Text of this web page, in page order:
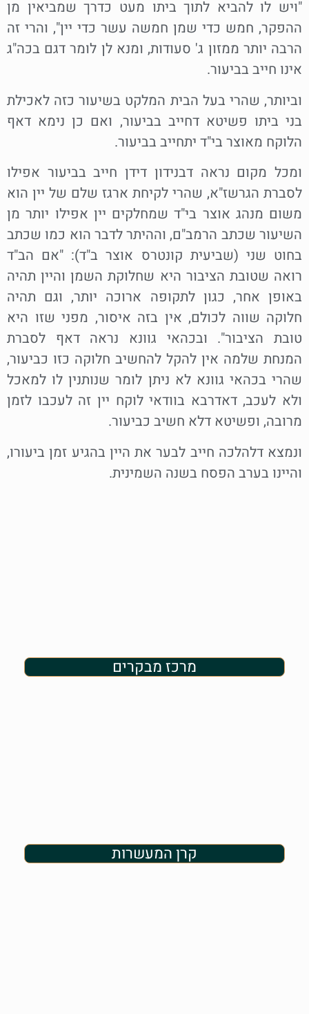
"ויש לו להביא לתוך ביתו מעט כדרך שמביאין מן
ההפקר, חמש כדי שמן חמשה עשר כדי יין", והרי זה
הרבה יותר ממזון ג' סעודות, ומנא לן לומר דגם בכה"ג
אינו חייב בביעור.
וביותר, שהרי בעל הבית המלקט בשיעור כזה לאכילת
בני ביתו פשיטא דחייב בביעור, ואם כן נימא דאף
הלוקח מאוצר בי"ד יתחייב בביעור.
ומכל מקום נראה דבנידון דידן חייב בביעור אפילו
לסברת הגרשז"א, שהרי לקיחת ארגז שלם של יין הוא
משום מנהג אוצר בי"ד שמחלקים יין אפילו יותר מן
השיעור שכתב הרמב"ם, וההיתר לדבר הוא כמו שכתב
בחוט שני (שביעית קונטרס אוצר ב"ד): "אם הב"ד
רואה שטובת הציבור היא שחלוקת השמן והיין תהיה
באופן אחר, כגון לתקופה ארוכה יותר, וגם תהיה
חלוקה שווה לכולם, אין בזה איסור, מפני שזו היא
טובת הציבור". ובכהאי גוונא נראה דאף לסברת
המנחת שלמה אין להקל להחשיב חלוקה כזו כביעור,
שהרי בכהאי גוונא לא ניתן לומר שנותנין לו למאכל
ולא לעכב, דאדרבא בוודאי לוקח יין זה לעכבו לזמן
מרובה, ופשיטא דלא חשיב כביעור.
ונמצא דלהלכה חייב לבער את היין בהגיע זמן ביעורו,
והיינו בערב הפסח בשנה השמינית.
מרכז מבקרים
קרן המעשרות